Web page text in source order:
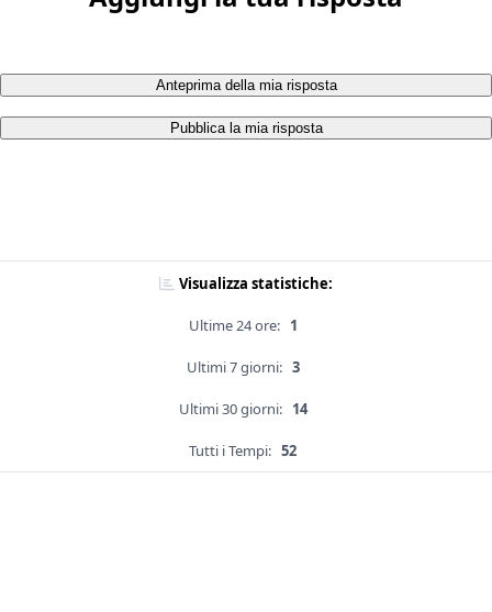
Anteprima della mia risposta
Pubblica la mia risposta
Visualizza statistiche:
Ultime 24 ore: 1
Ultimi 7 giorni: 3
Ultimi 30 giorni: 14
Tutti i Tempi: 52